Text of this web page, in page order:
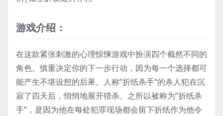
游戏介绍：
在这款紧张刺激的心理惊悚游戏中扮演四个截然不同的
角色。慎重决定你的下一步行动，因为每一个选择都可
能产生不堪设想的后果。人称”折纸杀手“的杀人犯在沉
寂了四天后，悄悄地展开猎杀。之所以被称为”折纸杀
手“，是因为他在每处犯罪现场都会留下折纸作为他令